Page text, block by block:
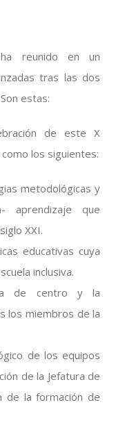
reunido en un
tras las dos
estas:
de este X
los siguientes:
metodológicas y
aprendizaje que
XXI.
educativas cuya
inclusiva.
de centro y la
los miembros de la
de los equipos
de la Jefatura de
de la formación de